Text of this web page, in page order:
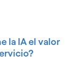
la IA el valor